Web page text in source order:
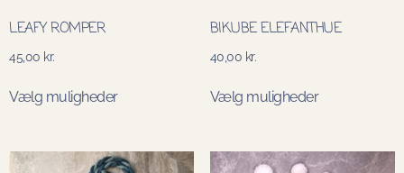
LEAFY ROMPER
45,00 kr.
Vælg muligheder
BIKUBE ELEFANTHUE
40,00 kr.
Vælg muligheder